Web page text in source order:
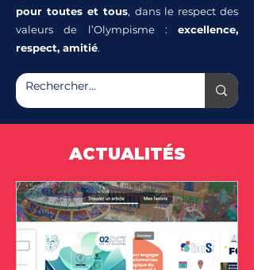
pour toutes et tous, dans le respect des
valeurs de l’Olympisme : excellence,
respect, amitié.
ACTUALITÉS